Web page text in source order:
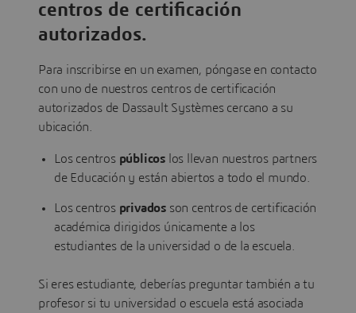
centros de certificación
autorizados.
Para inscribirse en un examen, póngase en contacto
con uno de nuestros centros de certificación
autorizados de Dassault Systèmes cercano a su
ubicación.
Los centros públicos los llevan nuestros partners
de Educación y están abiertos a todo el mundo.
Los centros privados son centros de certificación
académica dirigidos únicamente a los
estudiantes de la universidad o de la escuela.
Si eres estudiante, deberías preguntar también a tu
profesor si tu universidad o escuela está asociada